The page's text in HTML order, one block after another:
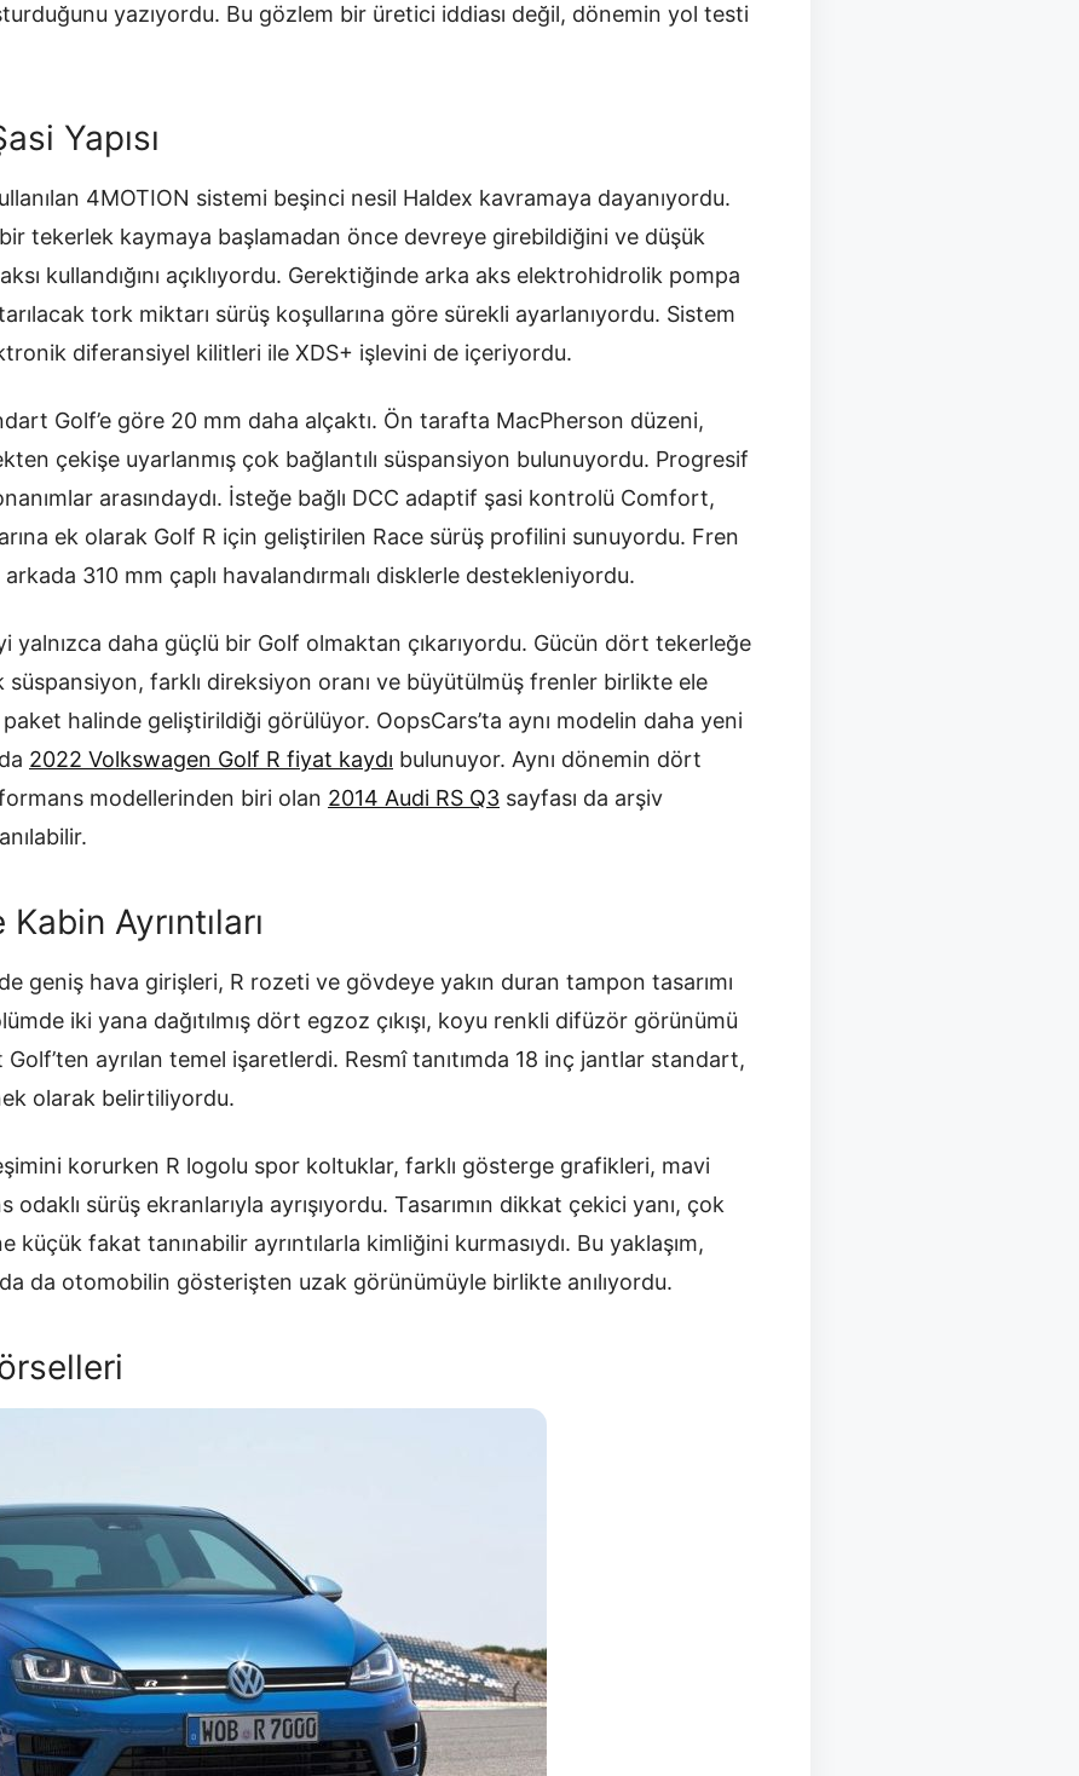
yazıyordu. Bu gözlem bir üretici iddiası değil, dönemin yol testi
Yapısı
4MOTION sistemi beşinci nesil Haldex kavramaya dayanıyordu.
tekerlek kaymaya başlamadan önce devreye girebildiğini ve düşük
kullandığını açıklıyordu. Gerektiğinde arka aks elektrohidrolik pompa
tork miktarı sürüş koşullarına göre sürekli ayarlanıyordu. Sistem
diferansiyel kilitleri ile XDS+ işlevini de içeriyordu.
Golf’e göre 20 mm daha alçaktı. Ön tarafta MacPherson düzeni,
çekişe uyarlanmış çok bağlantılı süspansiyon bulunuyordu. Progresif
arasındaydı. İsteğe bağlı DCC adaptif şasi kontrolü Comfort,
ek olarak Golf R için geliştirilen Race sürüş profilini sunuyordu. Fren
310 mm çaplı havalandırmalı disklerle destekleniyordu.
yalnızca daha güçlü bir Golf olmaktan çıkarıyordu. Gücün dört tekerleğe
süspansiyon, farklı direksiyon oranı ve büyütülmüş frenler birlikte ele
paket halinde geliştirildiği görülüyor. OopsCars’ta aynı modelin daha yeni
2022 Volkswagen Golf R fiyat kaydı bulunuyor. Aynı dönemin dört
modellerinden biri olan 2014 Audi RS Q3 sayfası da arşiv
Ayrıntıları
geniş hava girişleri, R rozeti ve gövdeye yakın duran tampon tasarımı
iki yana dağıtılmış dört egzoz çıkışı, koyu renkli difüzör görünümü
ayrılan temel işaretlerdi. Resmî tanıtımda 18 inç jantlar standart,
olarak belirtiliyordu.
korurken R logolu spor koltuklar, farklı gösterge grafikleri, mavi
sürüş ekranlarıyla ayrışıyordu. Tasarımın dikkat çekici yanı, çok
küçük fakat tanınabilir ayrıntılarla kimliğini kurmasıydı. Bu yaklaşım,
da otomobilin gösterişten uzak görünümüyle birlikte anılıyordu.